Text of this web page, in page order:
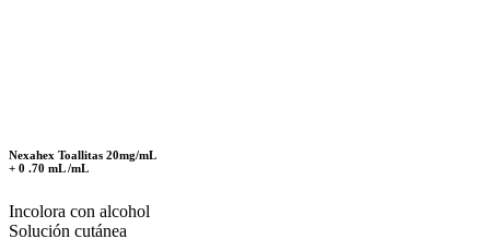
Nexahex Toallitas 20mg/mL
+ 0 .70 mL /mL
Incolora con alcohol
Solución cutánea